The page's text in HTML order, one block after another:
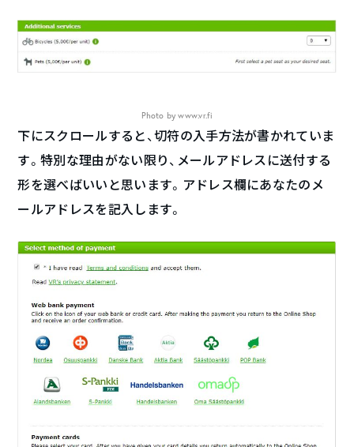
Photo by www.vr.fi
下にスクロールすると、切符の入手方法が書かれていま
す。特別な理由がない限り、メールアドレスに送付する
形を選べばいいと思います。アドレス欄にあなたのメ
ールアドレスを記入します。